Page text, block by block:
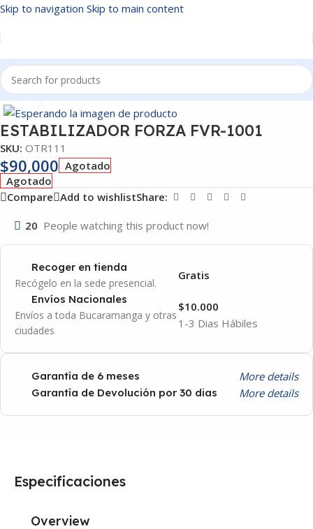
Skip to navigation Skip to main content
Inicio/OTROS
Click to enlarge
ESTABILIZADOR FORZA FVR-1001
SKU: OTR111
$90,000 Agotado
Agotado
Compare Add to wishlistShare:
20 People watching this product now!
Recoger en tienda
Recógelo en la sede presencial.
Gratis
Envíos Nacionales
Envíos a toda Bucaramanga y otras
ciudades
1-3 Dias Hábiles
$10.000
Garantía de 6 meses More details
Garantía de Devolución por 30 dias More details
Especificaciones
Overview